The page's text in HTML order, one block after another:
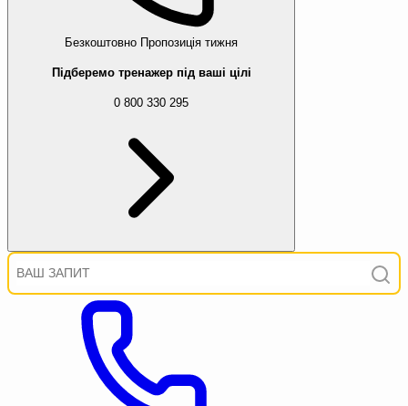
Безкоштовно Пропозиція тижня
Підберемо тренажер під ваші цілі
0 800 330 295